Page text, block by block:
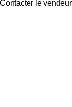
Contacter le vendeur